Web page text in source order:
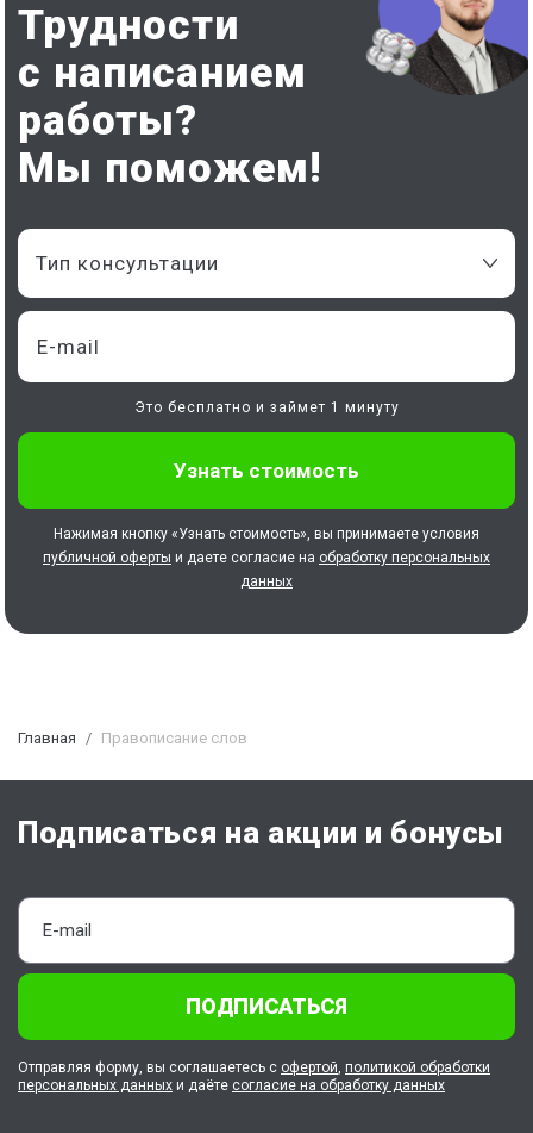
Трудности
с написанием
работы?
Мы поможем!
Тип консультации
Это бесплатно и займет 1 минуту
Нажимая кнопку «Узнать стоимость», вы принимаете условия
публичной оферты и даете согласие на обработку персональных
данных
Главная Правописание слов
Подписаться на акции и бонусы
ПОДПИСАТЬСЯ
Отправляя форму, вы соглашаетесь с офертой, политикой обработки
персональных данных и даёте согласие на обработку данных